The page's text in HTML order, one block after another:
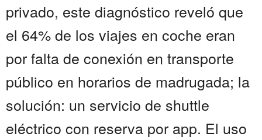
privado, este diagnóstico reveló que
el 64% de los viajes en coche eran
por falta de conexión en transporte
público en horarios de madrugada; la
solución: un servicio de shuttle
eléctrico con reserva por app. El uso